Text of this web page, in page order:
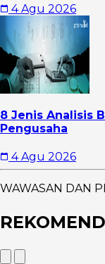
4 Agu 2026
8 Jenis Analisis
Pengusaha
4 Agu 2026
WAWASAN DAN